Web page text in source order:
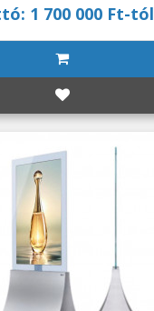
1 700 000 Ft-tól